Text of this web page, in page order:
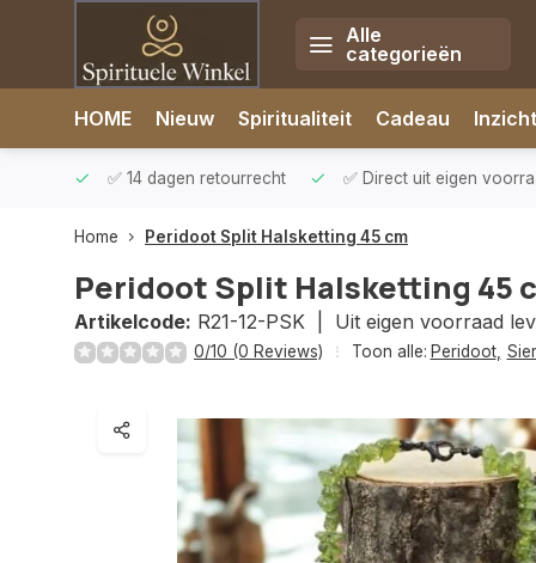
Alle
categorieën
HOME Nieuw Spiritualiteit Cadeau
✅ 14 dagen retourrecht ✅ Direct uit eigen
Home Peridoot Split Halsketting 45 cm
Peridoot Split Halsketting 45
Artikelcode: R21-12-PSK | Uit eigen voorraad
0/10 (0 Reviews) Toon alle: Peridoot,